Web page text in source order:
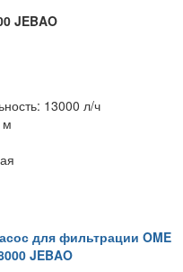
JEBAO
13000 л/ч
м
для фильтрации OME
JEBAO